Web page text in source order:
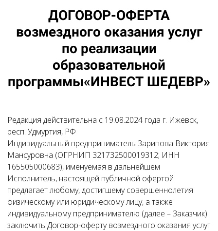
ДОГОВОР-ОФЕРТА
возмездного оказания услуг
по реализации
образовательной
программы«ИНВЕСТ ШЕДЕВР»
Редакция действительна с 19.08.2024 года г. Ижевск,
респ. Удмуртия, РФ
Индивидуальный предприниматель Зарипова Виктория
Мансуровна (ОГРНИП 321732500019312; ИНН
165505000683), именуемая в дальнейшем
Исполнитель, настоящей публичной офертой
предлагает любому, достигшему совершеннолетия
физическому или юридическому лицу, а также
индивидуальному предпринимателю (далее – Заказчик)
заключить Договор-оферту возмездного оказания услуг